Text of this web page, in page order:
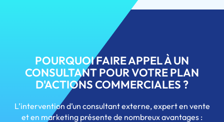
POURQUOI FAIRE APPEL À UN
CONSULTANT POUR VOTRE PLAN
D'ACTIONS COMMERCIALES ?
L’intervention d’un consultant externe, expert en vente
et en marketing présente de nombreux avantages :